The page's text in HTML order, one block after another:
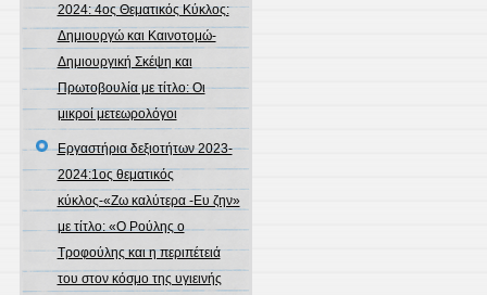
2024: 4ος Θεματικός Κύκλος:
Δημιουργώ και Καινοτομώ-
Δημιουργική Σκέψη και
Πρωτοβουλία με τίτλο: Οι
μικροί μετεωρολόγοι
Εργαστήρια δεξιοτήτων 2023-
2024:1ος θεματικός
κύκλος-«Ζω καλύτερα -Ευ ζην»
με τίτλο: «Ο Ρούλης ο
Τροφούλης και η περιπέτειά
του στον κόσμο της υγιεινής